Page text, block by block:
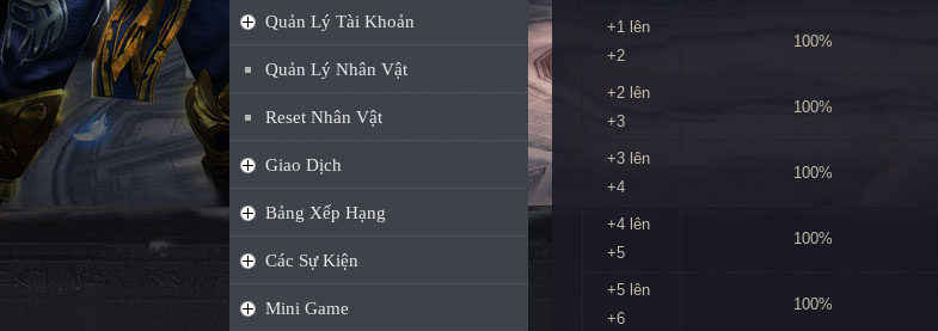
Quản Lý Tài Khoản
Quản Lý Nhân Vật
Reset Nhân Vật
Giao Dịch
Bảng Xếp Hạng
Các Sự Kiện
Mini Game
+1 lên
+2
100%
+2 lên
+3
100%
+3 lên
+4
100%
+4 lên
+5
100%
+5 lên
+6
100%